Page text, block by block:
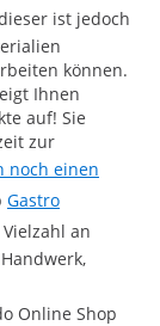
ist jedoch
können.
Ihnen
auf! Sie
zur
noch einen
Gastro
an
Online Shop